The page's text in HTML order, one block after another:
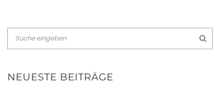
NEUESTE BEITRÄGE